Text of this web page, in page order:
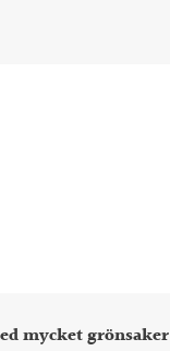
mycket grönsaker